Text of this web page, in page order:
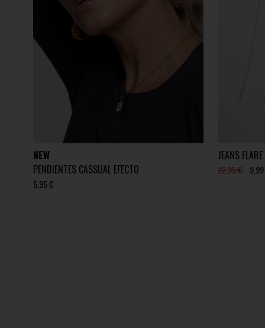
NEW
PENDIENTES CASSUAL EFECTO
5,95 €
JEANS
22,95 €